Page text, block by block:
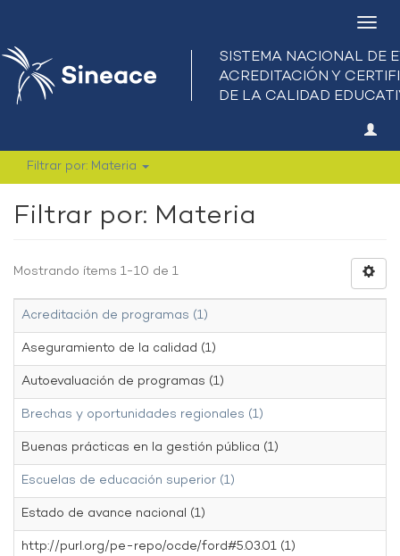
Filtrar por: Materia
Filtrar por: Materia
Mostrando ítems 1-10 de 1
Acreditación de programas (1)
Aseguramiento de la calidad (1)
Autoevaluación de programas (1)
Brechas y oportunidades regionales (1)
Buenas prácticas en la gestión pública (1)
Escuelas de educación superior (1)
Estado de avance nacional (1)
http://purl.org/pe-repo/ocde/ford#5.03.01 (1)